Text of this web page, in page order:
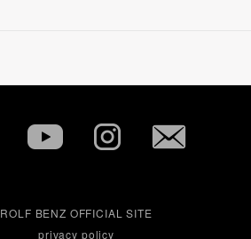
ROLF BENZ OFFICIAL SITE
privacy policy